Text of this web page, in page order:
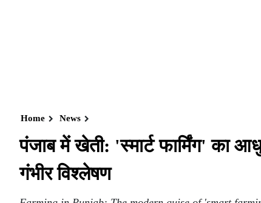
Home News
पंजाब में खेती: 'स्मार्ट फार्मिंग' का
गंभीर विश्लेषण